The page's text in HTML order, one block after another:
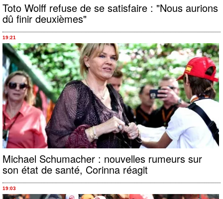
Toto Wolff refuse de se satisfaire : "Nous aurions
dû finir deuxièmes"
19:21
Michael Schumacher : nouvelles rumeurs sur
son état de santé, Corinna réagit
19:03